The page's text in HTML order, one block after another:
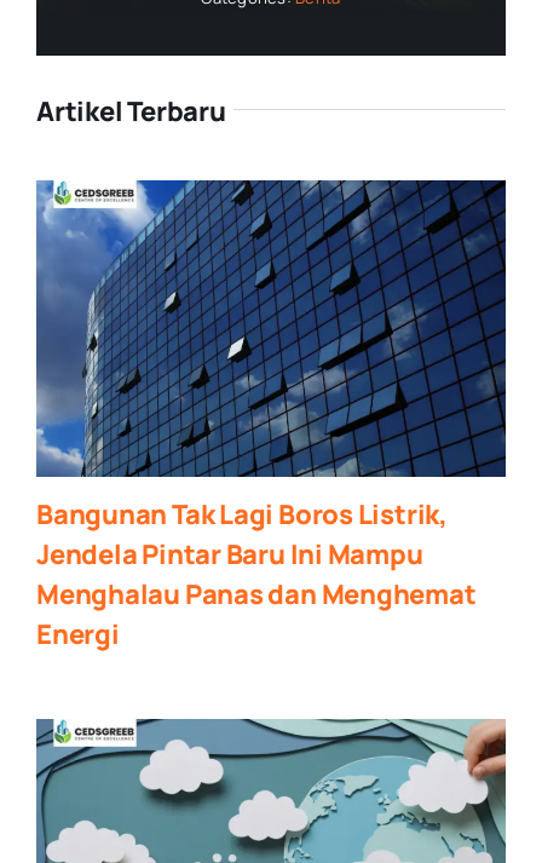
Artikel Terbaru
Bangunan Tak Lagi Boros Listrik,
Jendela Pintar Baru Ini Mampu
Menghalau Panas dan Menghemat
Energi